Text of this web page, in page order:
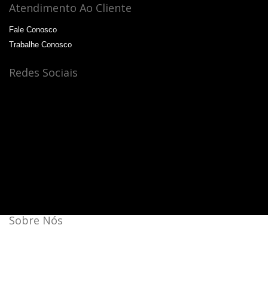
Atendimento Ao Cliente
Fale Conosco
Trabalhe Conosco
Redes Sociais
Sobre Nós